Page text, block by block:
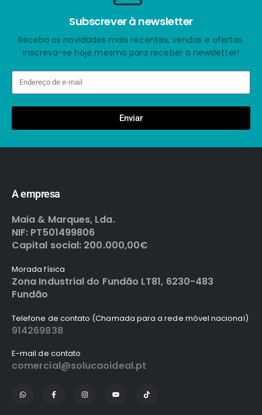
Subscrever à newsletter
Receba as novidades mais recentes, vendas e ofertas.
Inscreva-se hoje mesmo para receber a newsletter!
Enviar
A empresa
Maia & Marques, Lda.
NIF: PT501499806
Capital social: 200.000,00€
Morada física
Zona Industrial do Fundão LT81, 6230-483
Fundão
Telefone de contato (Chamada para a rede móvel nacional)
914269838
E-mail de contato
comercial@solucaoideal.pt